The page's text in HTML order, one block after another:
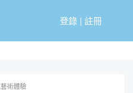
登錄| 註冊
術體驗